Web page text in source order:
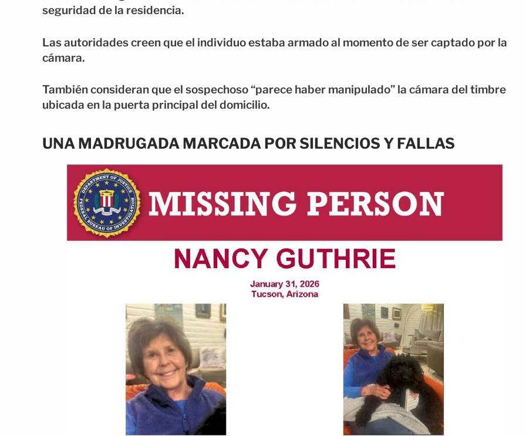
seguridad de la residencia.
Las autoridades creen que el individuo estaba armado al momento de ser captado por la
cámara.
También consideran que el sospechoso “parece haber manipulado” la cámara del timbre
ubicada en la puerta principal del domicilio.
UNA MADRUGADA MARCADA POR SILENCIOS Y FALLAS